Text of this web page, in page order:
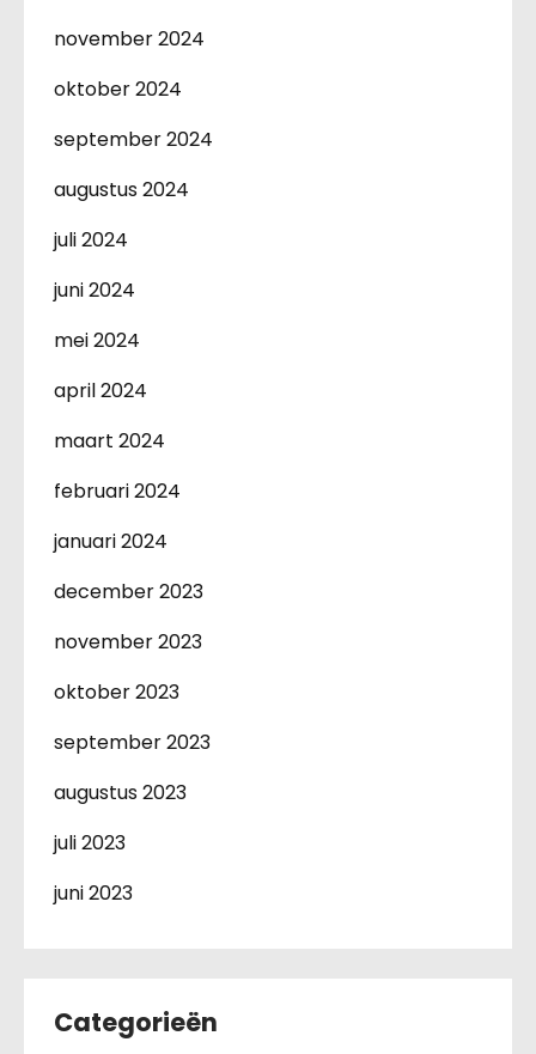
november 2024
oktober 2024
september 2024
augustus 2024
juli 2024
juni 2024
mei 2024
april 2024
maart 2024
februari 2024
januari 2024
december 2023
november 2023
oktober 2023
september 2023
augustus 2023
juli 2023
juni 2023
Categorieën